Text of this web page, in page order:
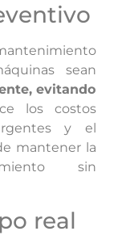
sean
evitando
los costos
y el
mantener la
sin
real